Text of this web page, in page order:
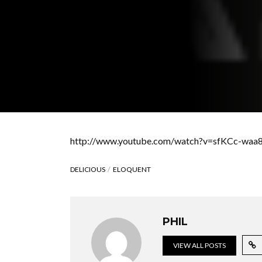
http://www.youtube.com/watch?v=sfKCc-
DELICIOUS ELOQUENT
PHIL
VIEW ALL POSTS